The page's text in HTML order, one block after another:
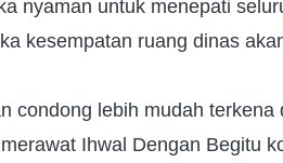
nyaman untuk menepati
kesempatan ruang dinas
condong lebih mudah terkena
Ihwal Dengan Begitu